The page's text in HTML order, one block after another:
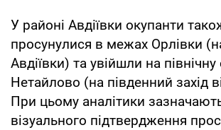
У районі Авдіївки окупанти
просунулися в межах Орлівки
Авдіївки) та увійшли на
Нетайлово (на південний захід
При цьому аналітики
візуального підтвердження